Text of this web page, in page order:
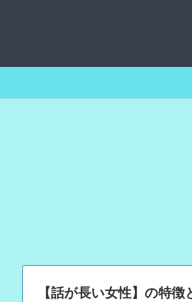
【話が長い女性】の特